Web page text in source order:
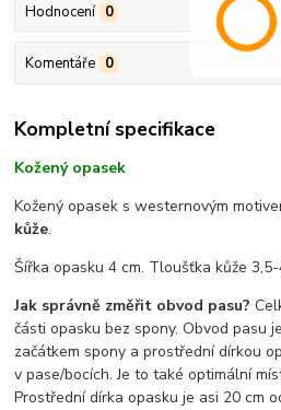
Hodnocení 0
Komentáře 0
Kompletní specifikace
Kožený opasek
Kožený opasek s westernovým
kůže.
Šířka opasku 4 cm. Tloušťka kůže
Jak správně změřit obvod pasu?
části opasku bez spony. Obvod pasu
začátkem spony a prostřední dírkou
v pase/bocích. Je to také optimální
Prostřední dírka opasku je asi 20 cm